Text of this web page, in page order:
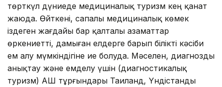
төрткүл дүниеде меди­циналық туризм кең қанат
жаюда. Өйткені, сапалы медициналық көмек
іздеген жағдайы бар қал­талы азаматтар
өркениетті, дамыған елдерге барып білікті кәсіби
ем алу мүмкіндігіне ие болуда. Мәселен, диагнозды
анықтау және емделу үшін (диаг­ностикалық
туризм) АҚШ тұрғындары Таиланд, Үндістанды